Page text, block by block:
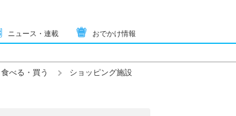
ニュース・連載 おでかけ情報
食べる・買う ショッピング施設